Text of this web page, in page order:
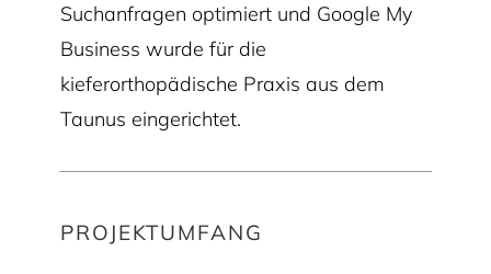
Suchanfragen optimiert und Google My
Business wurde für die
kieferorthopädische Praxis aus dem
Taunus eingerichtet.
PROJEKTUMFANG